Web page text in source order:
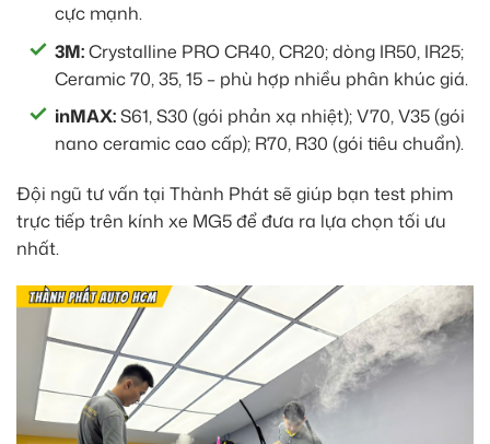
cực mạnh.
3M:Crystalline PRO CR40, CR20; dòng IR50, IR25;
Ceramic 70, 35, 15 – phù hợp nhiều phân khúc giá.
inMAX:S61, S30 (gói phản xạ nhiệt); V70, V35 (gói
nano ceramic cao cấp); R70, R30 (gói tiêu chuẩn).
Đội ngũ tư vấn tại Thành Phát sẽ giúp bạn test phim
trực tiếp trên kính xe MG5 để đưa ra lựa chọn tối ưu
nhất.